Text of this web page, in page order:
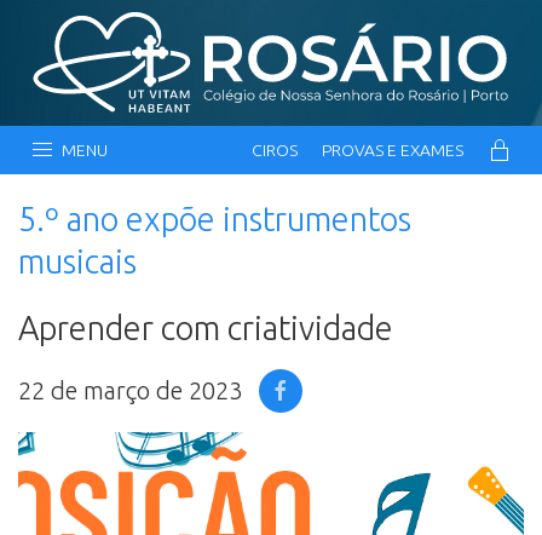
MENU CIROS PROVAS E EXAMES
5.º ano expõe instrumentos
musicais
Aprender com criatividade
22 de março de 2023